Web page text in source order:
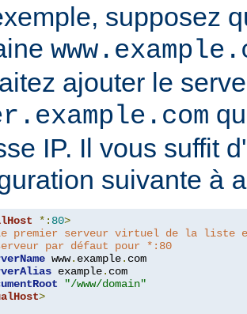
supposez
ajouter le
IP. Il vous suffit
suivante à
*: 80>
premier serveur virtuel de la liste
par défaut pour *:80
www. example. com
example. com
"/www/domain"
>